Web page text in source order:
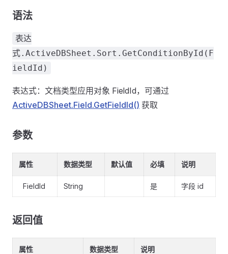
语法
表达
式.ActiveDBSheet.Sort.GetConditionById(F
ieldId)
表达式：文档类型应用对象 FieldId，可通过
ActiveDBSheet.Field.GetFieldId() 获取
参数
属性 数据类型 默认值 必填 说明
FieldId String 是 字段 id
返回值
属性 数据类型 说明